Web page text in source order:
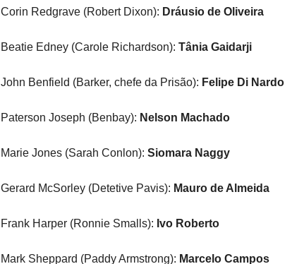
Corin Redgrave (Robert Dixon): Dráusio de Oliveira
Beatie Edney (Carole Richardson): Tânia Gaidarji
John Benfield (Barker, chefe da Prisão): Felipe Di Nardo
Paterson Joseph (Benbay): Nelson Machado
Marie Jones (Sarah Conlon): Siomara Naggy
Gerard McSorley (Detetive Pavis): Mauro de Almeida
Frank Harper (Ronnie Smalls): Ivo Roberto
Mark Sheppard (Paddy Armstrong): Marcelo Campos